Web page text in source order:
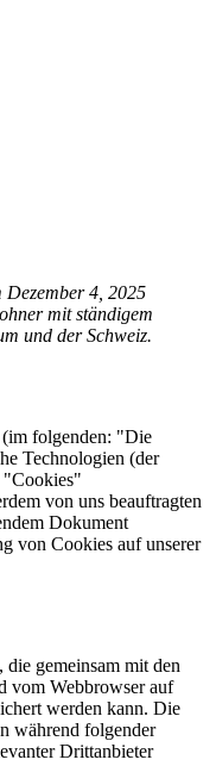
Dezember 4, 2025
mit ständigem
und der Schweiz.
(im folgenden: "Die
Technologien (der
"Cookies"
von uns beauftragten
Dokument
von Cookies auf unserer
gemeinsam mit den
vom Webbrowser auf
werden kann. Die
während folgender
Drittanbieter